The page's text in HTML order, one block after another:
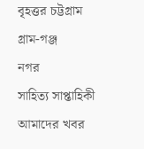
বৃহত্তর চট্টগ্রাম
গ্রাম-গঞ্জ
নগর
সাহিত্য সাপ্তাহিকী
আমাদের খবর